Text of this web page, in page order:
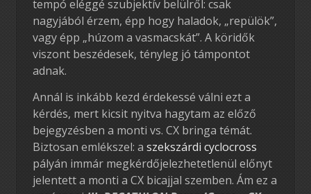
tempó eléggé szubjektív belülről: csak
nagyjából érzem, épp hogy haladok, „repülök”,
vagy épp „húzom a vasmacskát”. A köridők
viszont beszédesek, tényleg jó támpontot
adnak.
Annál is inkább kezd érdekessé válni ezt a
kérdés, mert kicsit nyitva hagytam az előző
bejegyzésben a monti vs. CX bringa témát.
Biztosan emlékszel: a szekszárdi cyclocross
pályán immár megkérdőjelezhetetlenül előnyt
jelentett a monti a CX bicajjal szemben. Ám ez a